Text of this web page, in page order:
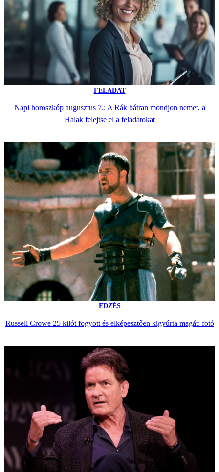
FELADAT
Napi horoszkóp augusztus 7.: A Rák bátran mondjon nemet, a
Halak felejtse el a feladatokat
EDZÉS
Russell Crowe 25 kilót fogyott és elképesztően kigyúrta magát: fotó